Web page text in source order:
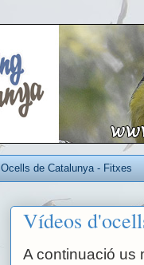
Ocells de Catalunya - Fitxes
Vídeos
A continuació us